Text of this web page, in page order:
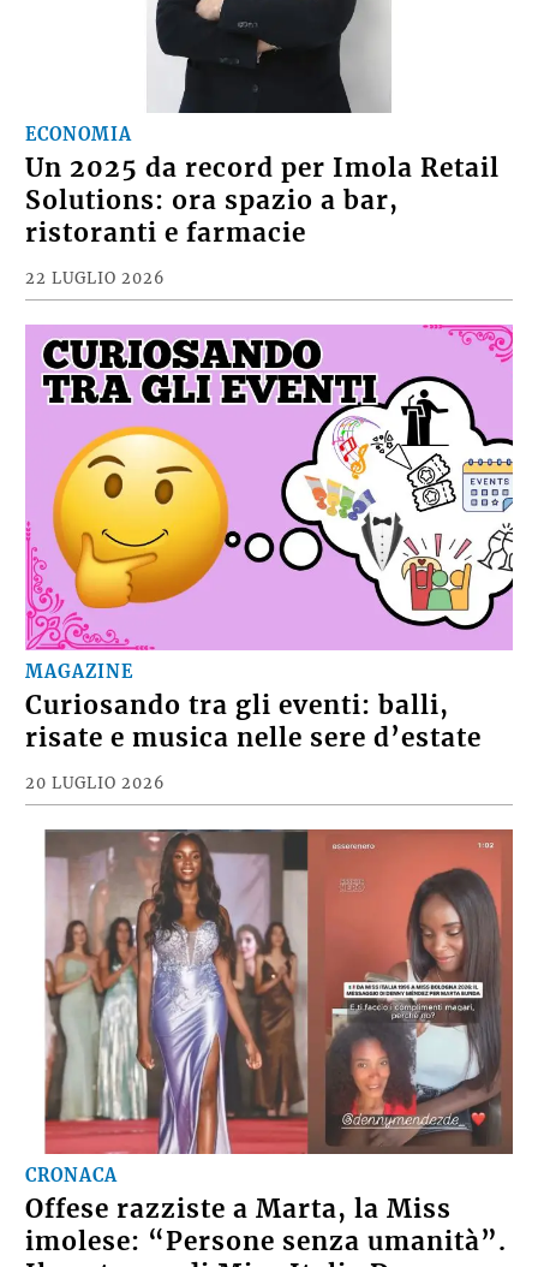
ECONOMIA
Un 2025 da record per Imola Retail
Solutions: ora spazio a bar,
ristoranti e farmacie
22 LUGLIO 2026
MAGAZINE
Curiosando tra gli eventi: balli,
risate e musica nelle sere d’estate
20 LUGLIO 2026
CRONACA
Offese razziste a Marta, la Miss
imolese: “Persone senza umanità”.